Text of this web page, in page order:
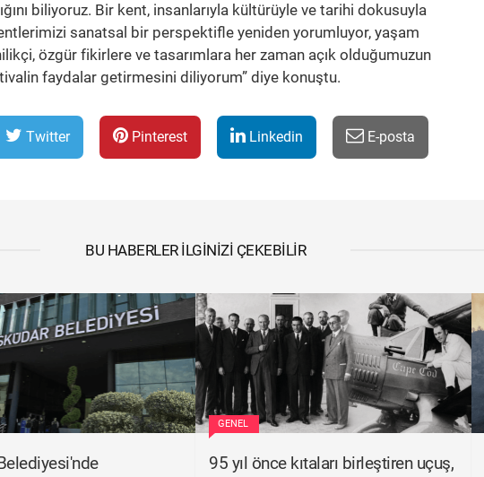
biliyoruz. Bir kent, insanlarıyla kültürüyle ve tarihi dokusuyla
sanatsal bir perspektifle yeniden yorumluyor, yaşam
özgür fikirlere ve tasarımlara her zaman açık olduğumuzun
faydalar getirmesini diliyorum” diye konuştu.
Twitter Pinterest Linkedin E-posta
BU HABERLER İLGINIZI ÇEKEBILIR
GENEL
95 yıl önce kıtaları birleştiren uçuş,